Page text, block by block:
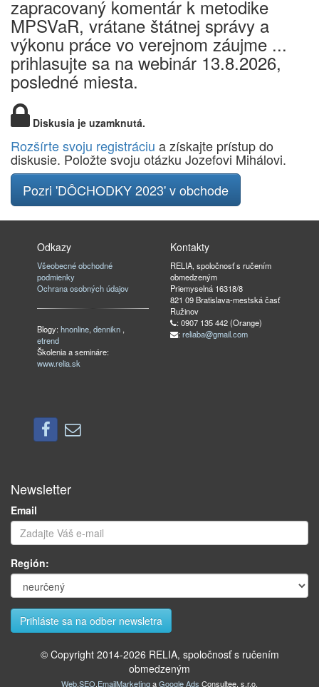
zapracovaný komentár k metodike
MPSVaR, vrátane štátnej správy a
výkonu práce vo verejnom záujme ...
prihlasujte sa na webinár 13.8.2026,
posledné miesta.
Diskusia je uzamknutá.
Rozšírte svoju registráciu a získajte prístup do
diskusie. Položte svoju otázku Jozefovi Mihálovi.
Pozri 'DÔCHODKY 2023' v obchode
Odkazy
Všeobecné obchodné
podmienky
Ochrana osobných údajov
Blogy:hnonline,dennikn ,
etrend
Školenia a semináre:
www.relia.sk
Kontakty
RELIA, spoločnosť s ručením
obmedzeným
Priemyselná 16318/8
821 09 Bratislava-mestská časť
Ružinov
: 0907 135 442 (Orange)
: reliaba@gmail.com
Newsletter
Email
Región:
© Copyright 2014-2026 RELIA, spoločnosť s ručením
obmedzeným
Web,SEO,EmailMarketingaGoogle Ads Consultee, s.r.o.